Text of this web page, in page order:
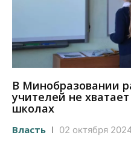
В Минобразовании
учителей не
школах
Власть 02 октября